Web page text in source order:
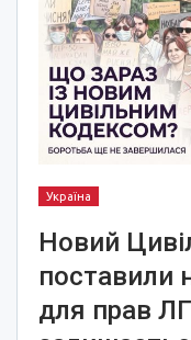
Україна
Новий
поставили
для прав